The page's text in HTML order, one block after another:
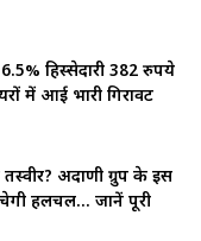
हिस्सेदारी 382 रुपये
में आई भारी गिरावट
अदाणी ग्रुप के इस
हलचल… जानें पूरी